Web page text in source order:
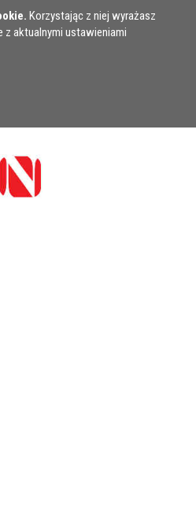
Korzystając z niej wyrażasz
z aktualnymi ustawieniami